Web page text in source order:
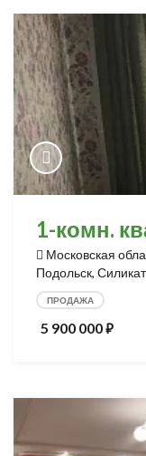
1-комн.
Московская
Подольск,
ПРОДАЖА
5 900 000⃏